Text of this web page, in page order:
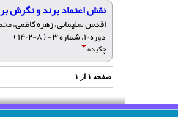
نقش اعتماد برند و نگرش
اقدس سلیمانی، زهره کاظمی،
دوره ۱۰، شماره ۳ - ( ۸-۱۴۰۲ )
چکیده
صفحه ۱ از ۱